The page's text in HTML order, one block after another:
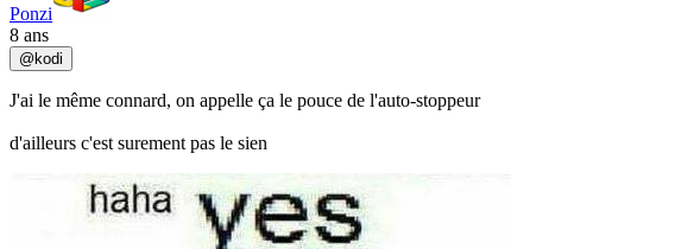
Ponzi
8 ans
@kodi
J'ai le même connard, on appelle ça le pouce de l'auto-stoppeur
d'ailleurs c'est surement pas le sien